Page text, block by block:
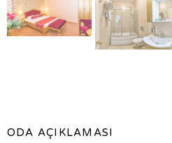
ODA AÇIKLAMASI